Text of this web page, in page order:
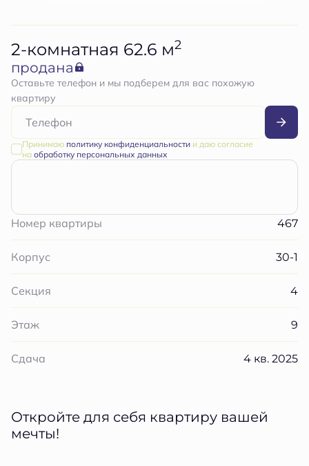
2-комнатная 62.6 м2
продана
Оставьте телефон и мы подберем для вас похожую
квартиру
Принимаю политику конфиденциальностии даю согласие
на обработку персональных данных
Номер квартиры 467
Корпус 30-1
Секция 4
Этаж 9
Сдача 4 кв. 2025
Откройте для себя квартиру вашей
мечты!